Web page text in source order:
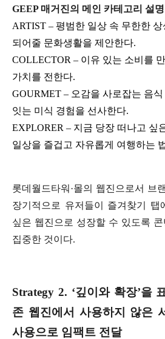
GEEP 매거진의 메인 카테고리 설명
ARTIST – 평범한 일상 속 무한한 상
되어줄 문화생활을 제안한다.
COLLECTOR – 이유 있는 소비를
가치를 전한다.
GOURMET – 오감을 사로잡는 음식
잇는 미식 경험을 선사한다.
EXPLORER – 지금 당장 떠나고 싶
일상을 즐겁고 자유롭게 여행하는
롯데월드타워·몰의 웹진으로서 브
장기적으로 유저들이 즐겨찾기 탭
싶은 웹진으로 성장할 수 있도록
집중한 것이다.
Strategy 2. ‘깊이와 확장’을
존 웹진에서 사용하지 않은
사용으로 임팩트 전달